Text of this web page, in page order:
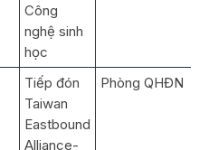
Công
nghệ sinh
học
Tiếp đón
Taiwan
Eastbound
Alliance-
Phòng QHĐN